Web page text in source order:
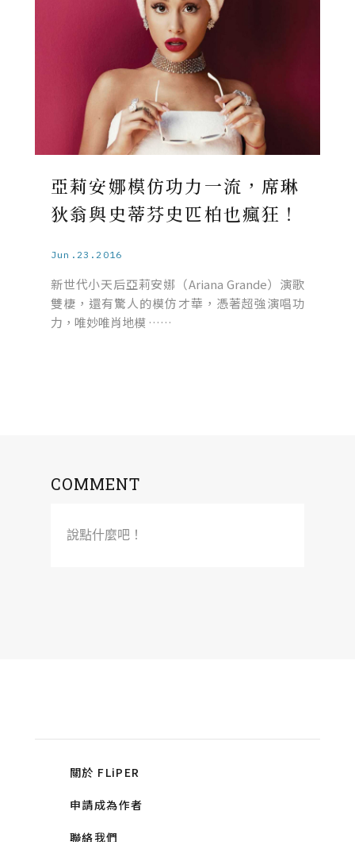
亞莉安娜模仿功力一流，席琳
狄翁與史蒂芬史匹柏也瘋狂！
Jun.23.2016
新世代小天后亞莉安娜（Ariana Grande）演歌
雙棲，還有驚人的模仿才華，憑著超強演唱功
力，唯妙唯肖地模 ……
COMMENT
說點什麼吧！
關於 FLiPER
申請成為作者
聯絡我們